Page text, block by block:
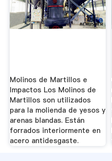
Molinos de Martillos e
Impactos Los Molinos de
Martillos son utilizados
para la molienda de yesos y
arenas blandas. Están
forrados interiormente en
acero antidesgaste.